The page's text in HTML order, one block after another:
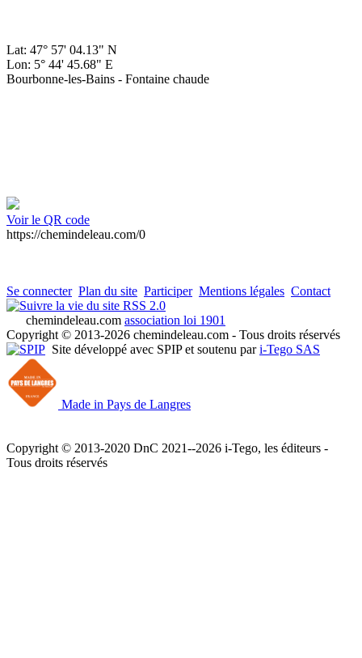
Lat: 47° 57' 04.13" N
Lon: 5° 44' 45.68" E
Bourbonne-les-Bains - Fontaine chaude
Voir le QR code
https://chemindeleau.com/0
Se connecter Plan du site Participer Mentions légales Contact
RSS 2.0
chemindeleau.com association loi 1901
Copyright © 2013-2026 chemindeleau.com - Tous droits réservés
Site développé avec SPIP et soutenu pari-Tego SAS
Made in Pays de Langres
Copyright © 2013-2020 DnC 2021--2026 i-Tego, les éditeurs -
Tous droits réservés